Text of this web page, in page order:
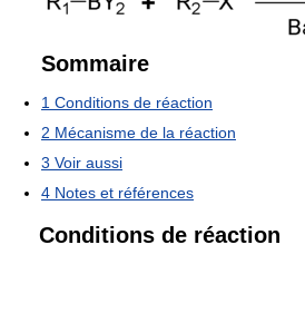
Sommaire
1 Conditions de réaction
2 Mécanisme de la réaction
3 Voir aussi
4 Notes et références
Conditions de réaction